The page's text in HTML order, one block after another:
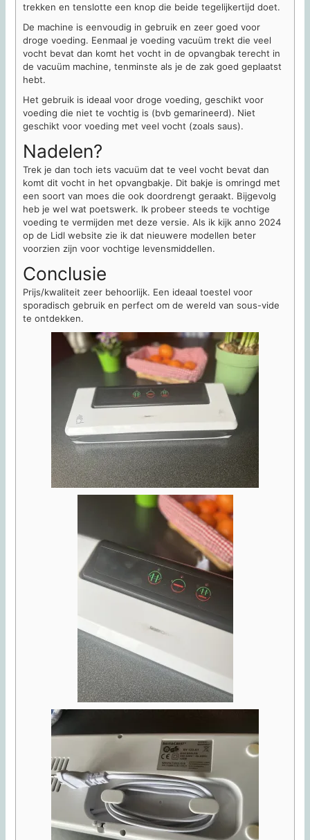
trekken en tenslotte een knop die beide tegelijkertijd doet.
De machine is eenvoudig in gebruik en zeer goed voor
droge voeding. Eenmaal je voeding vacuüm trekt die veel
vocht bevat dan komt het vocht in de opvangbak terecht in
de vacuüm machine, tenminste als je de zak goed geplaatst
hebt.
Het gebruik is ideaal voor droge voeding, geschikt voor
voeding die niet te vochtig is (bvb gemarineerd). Niet
geschikt voor voeding met veel vocht (zoals saus).
Nadelen?
Trek je dan toch iets vacuüm dat te veel vocht bevat dan
komt dit vocht in het opvangbakje. Dit bakje is omringd met
een soort van moes die ook doordrengt geraakt. Bijgevolg
heb je wel wat poetswerk. Ik probeer steeds te vochtige
voeding te vermijden met deze versie. Als ik kijk anno 2024
op de Lidl website zie ik dat nieuwere modellen beter
voorzien zijn voor vochtige levensmiddellen.
Conclusie
Prijs/kwaliteit zeer behoorlijk. Een ideaal toestel voor
sporadisch gebruik en perfect om de wereld van sous-vide
te ontdekken.